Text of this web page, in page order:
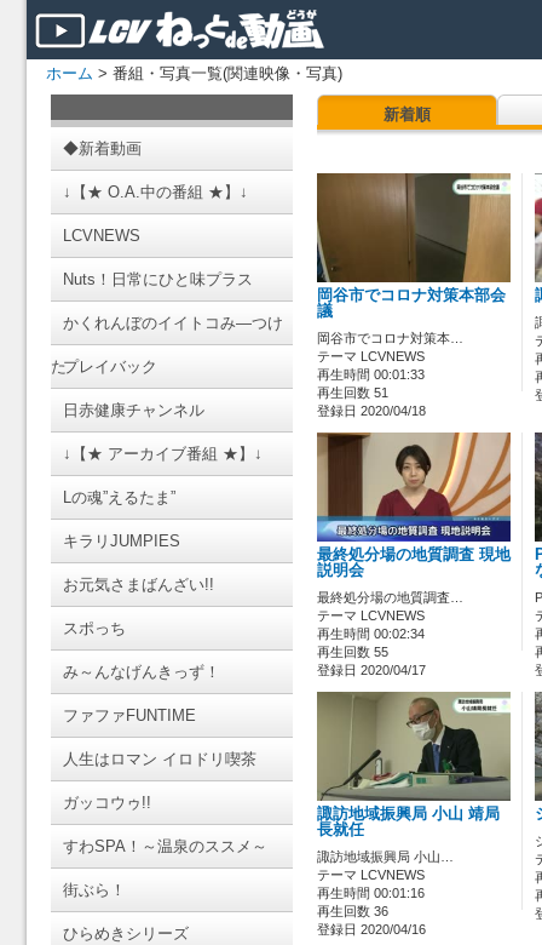
ホーム > 番組・写真一覧(関連映像・写真)
◆新着動画
↓【★ O.A.中の番組 ★】↓
LCVNEWS
Nuts！日常にひと味プラス
かくれんぼのイイトコみ―つけ
たプレイバック
日赤健康チャンネル
↓【★ アーカイブ番組 ★】↓
Lの魂”えるたま”
キラリJUMPIES
お元気さまばんざい!!
スポっち
み～んなげんきっず！
ファファFUNTIME
人生はロマン イロドリ喫茶
ガッコウゥ!!
すわSPA！～温泉のススメ～
街ぶら！
ひらめきシリーズ
新着順
岡谷市でコロナ対策本部会
議
岡谷市でコロナ対策本…
テーマ LCVNEWS
再生時間 00:01:33
再生回数 51
登録日 2020/04/18
最終処分場の地質調査 現地
説明会
最終処分場の地質調査…
テーマ LCVNEWS
再生時間 00:02:34
再生回数 55
登録日 2020/04/17
諏訪地域振興局 小山 靖局
長就任
諏訪地域振興局 小山…
テーマ LCVNEWS
再生時間 00:01:16
再生回数 36
登録日 2020/04/16